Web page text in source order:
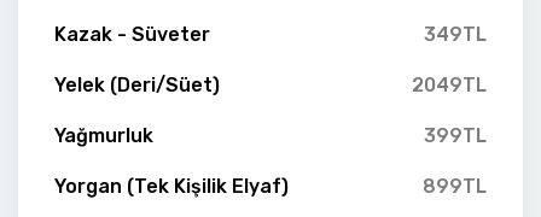
Kazak - Süveter 349TL
Yelek (Deri/Süet) 2049TL
Yağmurluk 399TL
Yorgan (Tek Kişilik Elyaf) 899TL